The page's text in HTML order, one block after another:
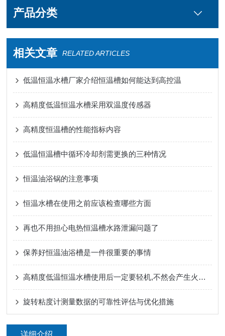
产品分类
相关文章 RELATED ARTICLES
低温恒温水槽厂家介绍恒温槽如何能达到高控温
高精度低温恒温水槽采用双温度传感器
高精度恒温槽的性能指标内容
低温恒温槽中循环冷却剂需更换的三种情况
恒温油浴锅的注意事项
恒温水槽在使用之前应该检查哪些方面
再也不用担心电热恒温槽水路泄漏问题了
保养好恒温油浴槽是一件很重要的事情
高精度低温恒温水槽使用后一定要轻机,不然会产生火灾的危险
旋转粘度计测量数据的可靠性评估与优化措施
详细介绍